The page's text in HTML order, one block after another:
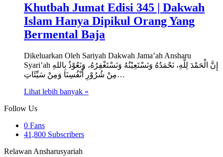
Khutbah Jumat Edisi 345 | Dakwah
Islam Hanya Dipikul Orang Yang
Bermental Baja
Dikeluarkan Oleh Sariyah Dakwah Jama’ah Ansharu
Syari’ah إِنَّ الْحَمْدَ لِلَّهِ، نَحْمَدُهُ وَنَسْتَعِيْنُهُ وَنَسْتَغْفِرُهُ، وَنَعُوْذُ بِاللهِ
مِنْ شُرُوْرِ أَنْفُسِنَا وَمِنْ سَيِّئَاتِ…
Lihat lebih banyak »
Follow Us
0 Fans
41,800 Subscribers
Relawan Ansharusyariah